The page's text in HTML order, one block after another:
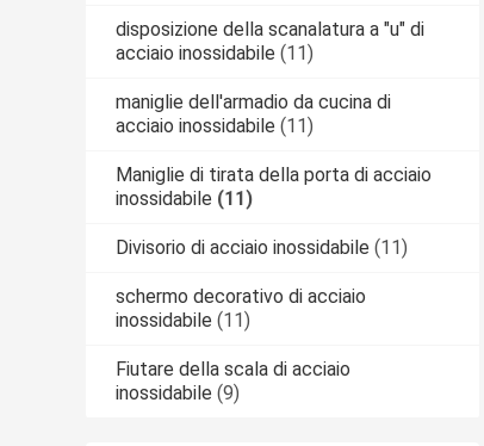
disposizione della scanalatura a "u" di
acciaio inossidabile (11)
maniglie dell'armadio da cucina di
acciaio inossidabile (11)
Maniglie di tirata della porta di acciaio
inossidabile (11)
Divisorio di acciaio inossidabile (11)
schermo decorativo di acciaio
inossidabile (11)
Fiutare della scala di acciaio
inossidabile (9)